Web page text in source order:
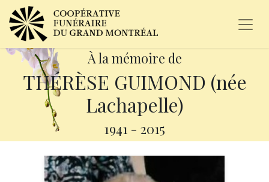
À la mémoire de
THÉRÈSE GUIMOND (née
Lachapelle)
1941 - 2015